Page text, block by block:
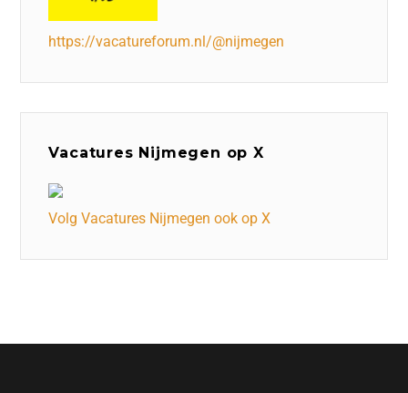
https://vacatureforum.nl/@nijmegen
Vacatures Nijmegen op X
Volg Vacatures Nijmegen ook op X